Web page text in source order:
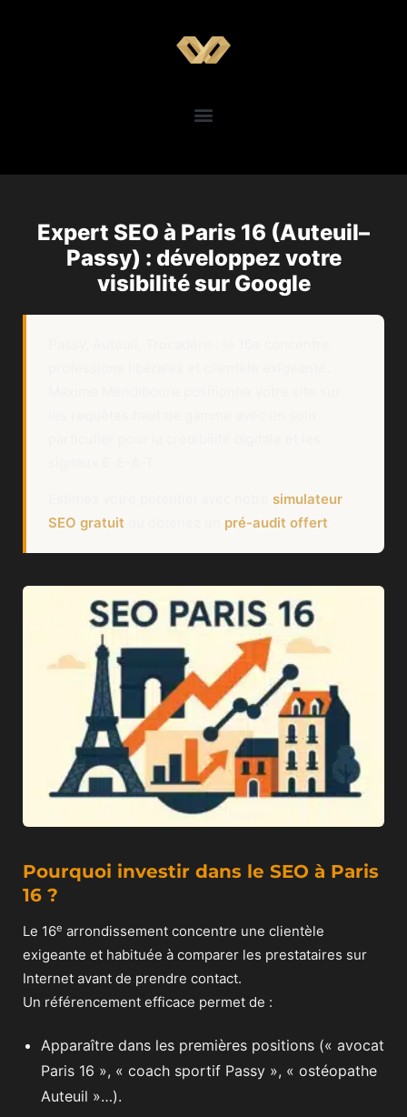
Expert SEO à Paris 16 (Auteuil–
Passy) : développez votre
visibilité sur Google
simulateur
SEO gratuit
pré-audit offert
Pourquoi investir dans le SEO à Paris
16 ?
Le 16e arrondissement concentre une clientèle
exigeante et habituée à comparer les prestataires sur
Internet avant de prendre contact.
Un référencement efficace permet de :
Apparaître dans les premières positions (« avocat
Paris 16 », « coach sportif Passy », « ostéopathe
Auteuil »…).